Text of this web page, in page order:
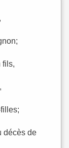
fils,
décès de